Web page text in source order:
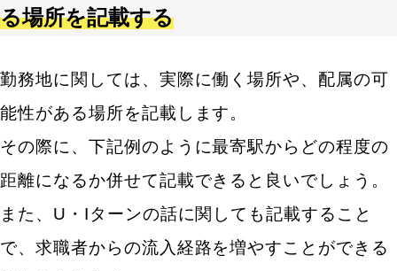
る場所を記載する
勤務地に関しては、実際に働く場所や、配属の可
能性がある場所を記載します。
その際に、下記例のように最寄駅からどの程度の
距離になるか併せて記載できると良いでしょう。
また、U・Iターンの話に関しても記載すること
で、求職者からの流入経路を増やすことができる